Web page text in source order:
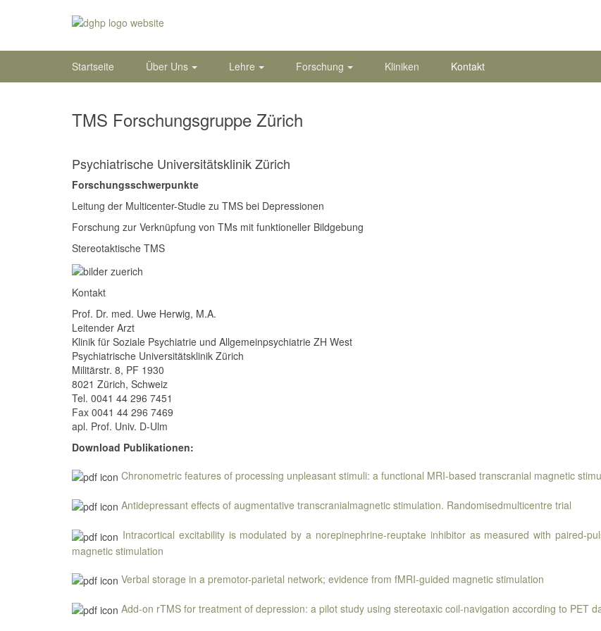
Startseite Über Uns Lehre Forschung Kliniken Kontakt
TMS Forschungsgruppe Zürich
Psychiatrische Universitätsklinik Zürich
Forschungsschwerpunkte
Leitung der Multicenter-Studie zu TMS bei Depressionen
Forschung zur Verknüpfung von TMs mit funktioneller Bildgebung
Stereotaktische TMS
Kontakt
Prof. Dr. med. Uwe Herwig, M.A.
Leitender Arzt
Klinik für Soziale Psychiatrie und Allgemeinpsychiatrie ZH West
Psychiatrische Universitätsklinik Zürich
Militärstr. 8, PF 1930
8021 Zürich, Schweiz
Tel. 0041 44 296 7451
Fax 0041 44 296 7469
apl. Prof. Univ. D-Ulm
Download Publikationen:
Chronometric features of processing unpleasant stimuli: a functional MRI-based transcranial magnetic
Antidepressant effects of augmentative transcranialmagnetic stimulation. Randomisedmulticentre trial
Intracortical excitability is modulated by a norepinephrine-reuptake inhibitor as measured with paired-
magnetic stimulation
Verbal storage in a premotor-parietal network; evidence from fMRI-guided magnetic stimulation
Add-on rTMS for treatment of depression: a pilot study using stereotaxic coil-navigation according to PET